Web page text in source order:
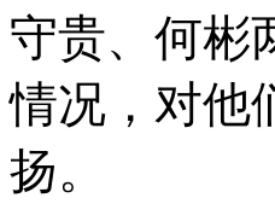
守贵、何彬
情况，对他
扬。